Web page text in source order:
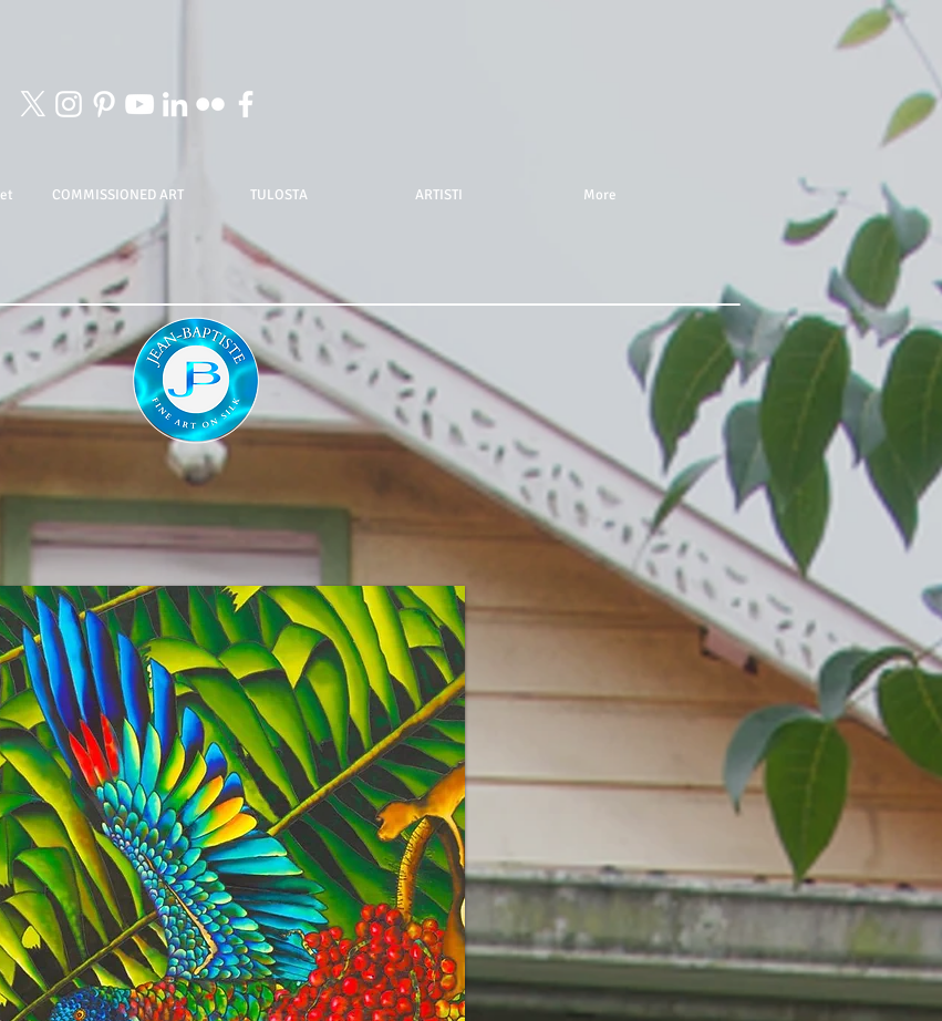
COMMISSIONED ART TULOSTA ARTISTI More